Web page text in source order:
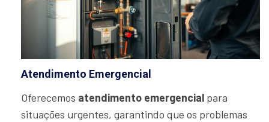
Atendimento Emergencial
Oferecemos atendimento emergencial para
situações urgentes, garantindo que os problemas